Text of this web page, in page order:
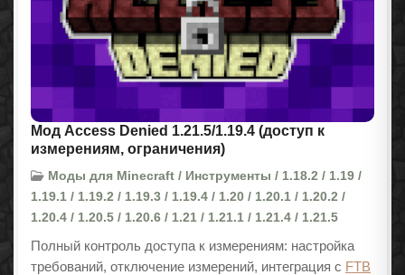
Мод Access Denied 1.21.5/1.19.4 (доступ к
измерениям, ограничения)
Моды для Minecraft / Инструменты / 1.18.2 / 1.19 /
1.19.1 / 1.19.2 / 1.19.3 / 1.19.4 / 1.20 / 1.20.1 / 1.20.2 /
1.20.4 / 1.20.5 / 1.20.6 / 1.21 / 1.21.1 / 1.21.4 / 1.21.5
Полный контроль доступа к измерениям: настройка
требований, отключение измерений, интеграция с FTB